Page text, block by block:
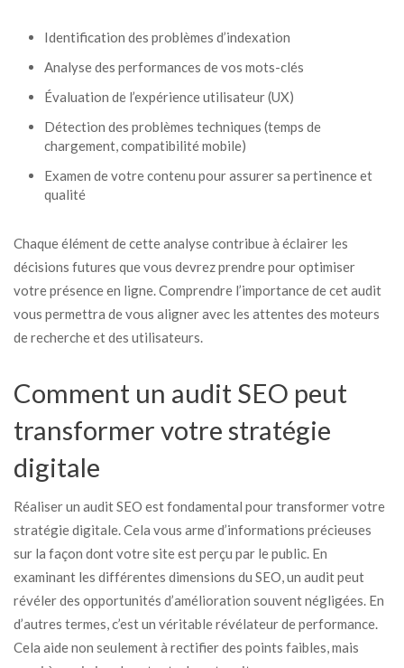
Identification des problèmes d’indexation
Analyse des performances de vos mots-clés
Évaluation de l’expérience utilisateur (UX)
Détection des problèmes techniques (temps de
chargement, compatibilité mobile)
Examen de votre contenu pour assurer sa pertinence et
qualité
Chaque élément de cette analyse contribue à éclairer les
décisions futures que vous devrez prendre pour optimiser
votre présence en ligne. Comprendre l’importance de cet audit
vous permettra de vous aligner avec les attentes des moteurs
de recherche et des utilisateurs.
Comment un audit SEO peut
transformer votre stratégie
digitale
Réaliser un audit SEO est fondamental pour transformer votre
stratégie digitale. Cela vous arme d’informations précieuses
sur la façon dont votre site est perçu par le public. En
examinant les différentes dimensions du SEO, un audit peut
révéler des opportunités d’amélioration souvent négligées. En
d’autres termes, c’est un véritable révélateur de performance.
Cela aide non seulement à rectifier des points faibles, mais